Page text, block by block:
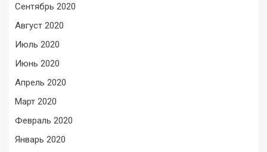
Сентябрь 2020
Август 2020
Июль 2020
Июнь 2020
Апрель 2020
Март 2020
Февраль 2020
Январь 2020